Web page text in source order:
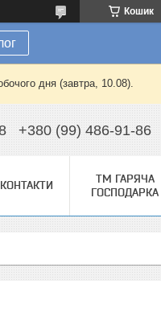
Кошик
дня (завтра, 10.08).
+380 (99) 486-91-86
КОНТАКТИ
ТМ ГАРЯЧА
ГОСПОДАРКА